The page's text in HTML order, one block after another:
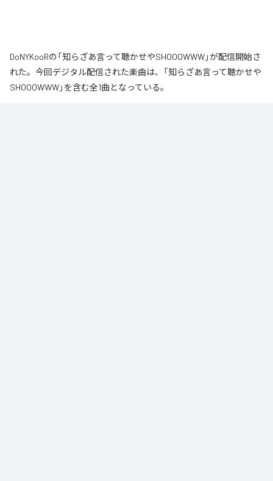
DoNYKooRの「知らざあ言って聴かせやSHOOOWWW」が配信開始さ
れた。今回デジタル配信された楽曲は、「知らざあ言って聴かせや
SHOOOWWW」を含む全1曲となっている。